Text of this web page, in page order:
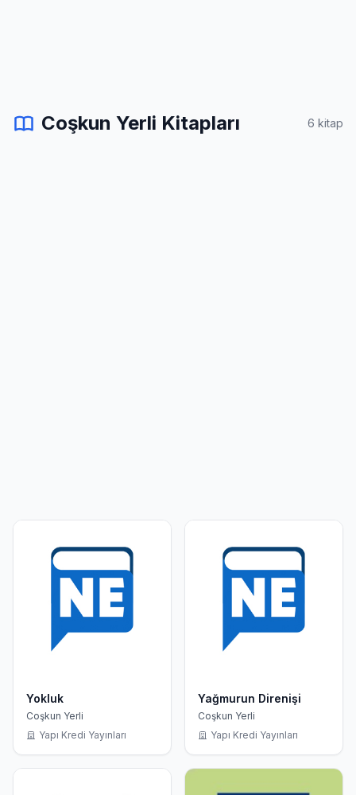
Coşkun Yerli Kitapları 6 kitap
Yokluk
Coşkun Yerli
Yapı Kredi Yayınları
Yağmurun Direnişi
Coşkun Yerli
Yapı Kredi Yayınları